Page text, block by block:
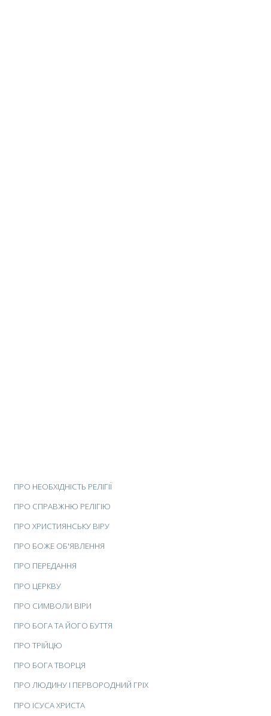
ПРО НЕОБХІДНІСТЬ РЕЛІГІЇ
ПРО СПРАВЖНЮ РЕЛІГІЮ
ПРО ХРИСТИЯНСЬКУ ВІРУ
ПРО БОЖЕ ОБ'ЯВЛЕННЯ
ПРО ПЕРЕДАННЯ
ПРО ЦЕРКВУ
ПРО СИМВОЛИ ВІРИ
ПРО БОГА ТА ЙОГО БУТТЯ
ПРО ТРІЙЦЮ
ПРО БОГА ТВОРЦЯ
ПРО ЛЮДИНУ І ПЕРВОРОДНИЙ ГРІХ
ПРО ІСУСА ХРИСТА